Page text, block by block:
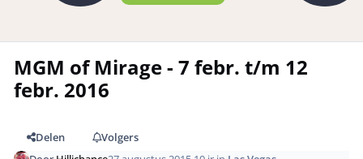
MGM of Mirage - 7 febr. t/m 12
febr. 2016
Delen
Volgers